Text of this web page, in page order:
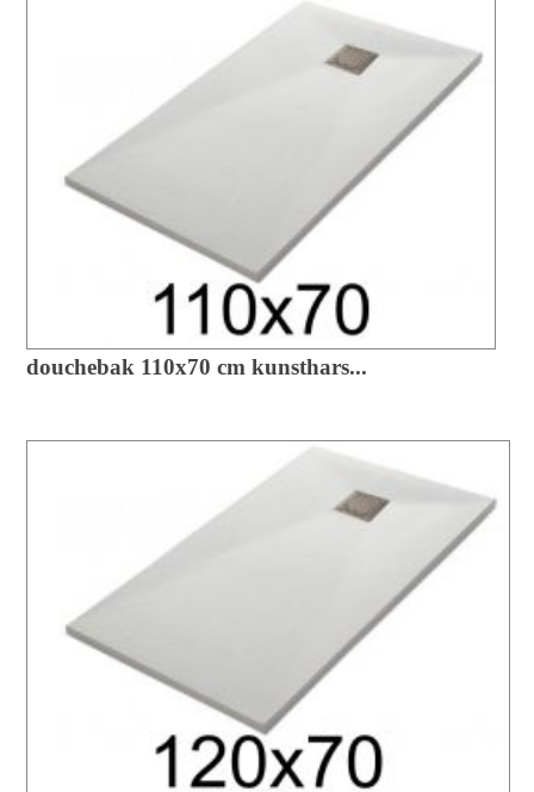
douchebak 110x70 cm kunsthars...